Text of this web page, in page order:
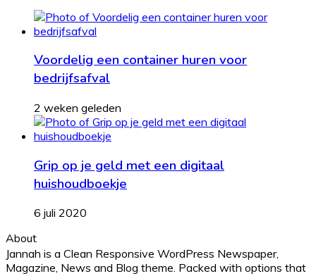
Voordelig een container huren voor
bedrijfsafval
2 weken geleden
Grip op je geld met een digitaal
huishoudboekje
6 juli 2020
About
Jannah is a Clean Responsive WordPress Newspaper,
Magazine, News and Blog theme. Packed with options that